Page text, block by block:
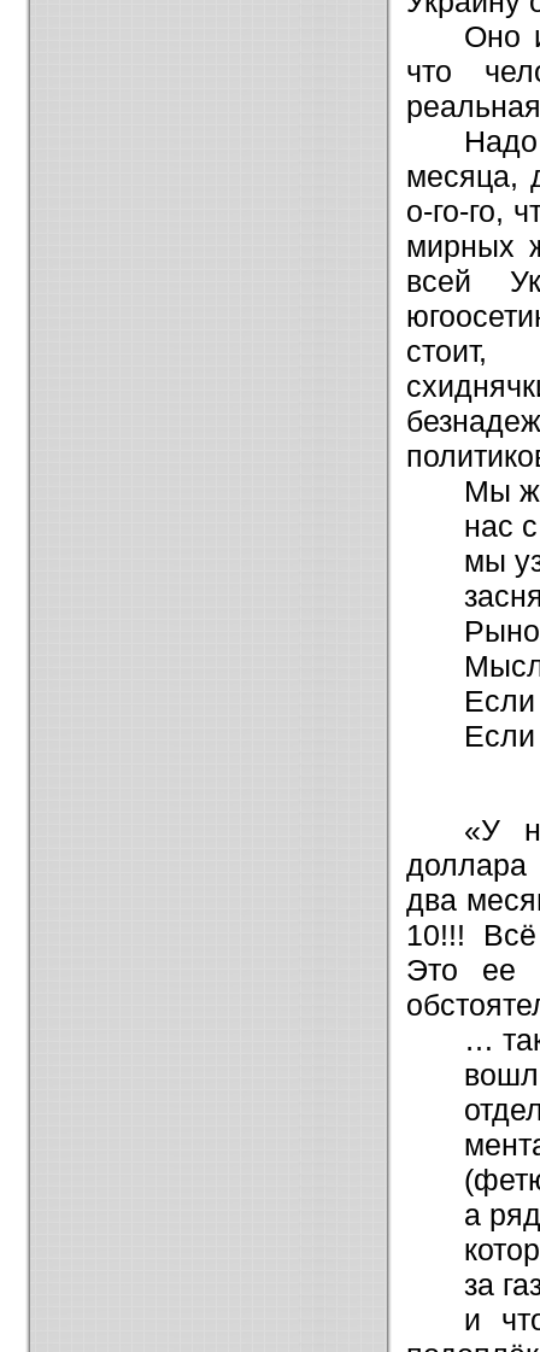
Оно
что
месяца,
о-го-го,
мирных
всей
стоит,
Мы
нас
мы
«У
два
10!!!
Это ее
…
а
за
и